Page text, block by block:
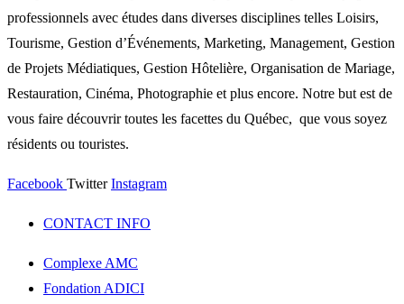
professionnels avec études dans diverses disciplines telles Loisirs,
Tourisme, Gestion d’Événements, Marketing, Management, Gestion
de Projets Médiatiques, Gestion Hôtelière, Organisation de Mariage,
Restauration, Cinéma, Photographie et plus encore. Notre but est de
vous faire découvrir toutes les facettes du Québec, que vous soyez
résidents ou touristes.
Facebook Twitter Instagram
CONTACT INFO
Complexe AMC
Fondation ADICI